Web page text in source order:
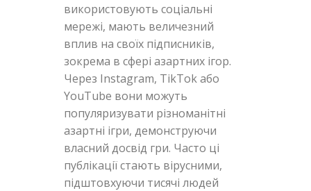
використовують соціальні
мережі, мають величезний
вплив на своїх підписників,
зокрема в сфері азартних ігор.
Через Instagram, TikTok або
YouTube вони можуть
популяризувати різноманітні
азартні ігри, демонструючи
власний досвід гри. Часто ці
публікації стають вірусними,
підштовхуючи тисячі людей